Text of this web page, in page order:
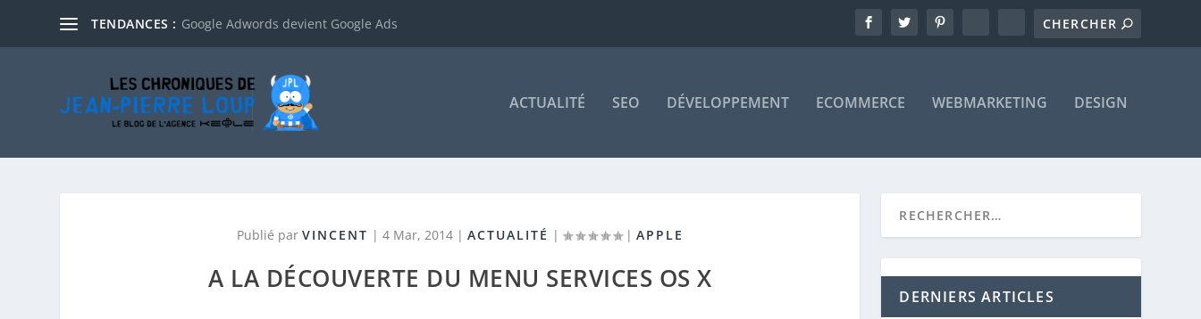
TENDANCES : Google Adwords devient Google Ads
ACTUALITÉ SEO DÉVELOPPEMENT ECOMMERCE WEBMARKETING DESIGN
Publié par VINCENT | 4 Mar, 2014| ACTUALITÉ | | APPLE
A LA DÉCOUVERTE DU MENU SERVICES OS X
DERNIERS ARTICLES